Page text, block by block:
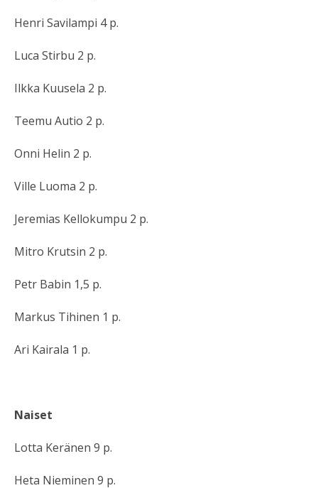
Henri Savilampi 4 p.
Luca Stirbu 2 p.
Ilkka Kuusela 2 p.
Teemu Autio 2 p.
Onni Helin 2 p.
Ville Luoma 2 p.
Jeremias Kellokumpu 2 p.
Mitro Krutsin 2 p.
Petr Babin 1,5 p.
Markus Tihinen 1 p.
Ari Kairala 1 p.
Naiset
Lotta Keränen 9 p.
Heta Nieminen 9 p.